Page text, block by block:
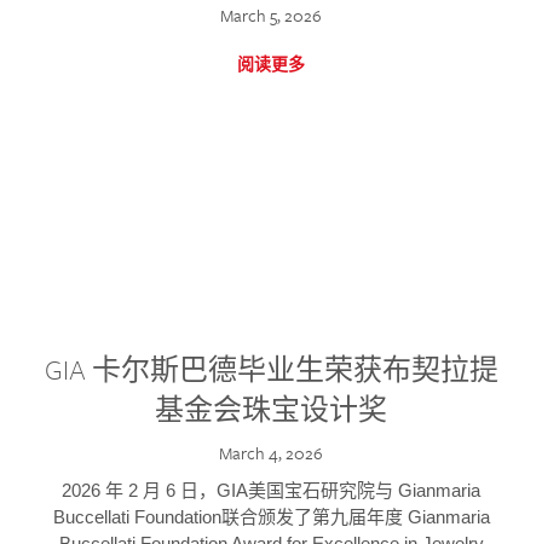
March 5, 2026
阅读更多
GIA 卡尔斯巴德毕业生荣获布契拉提
基金会珠宝设计奖
March 4, 2026
2026 年 2 月 6 日，GIA美国宝石研究院与 Gianmaria
Buccellati Foundation联合颁发了第九届年度 Gianmaria